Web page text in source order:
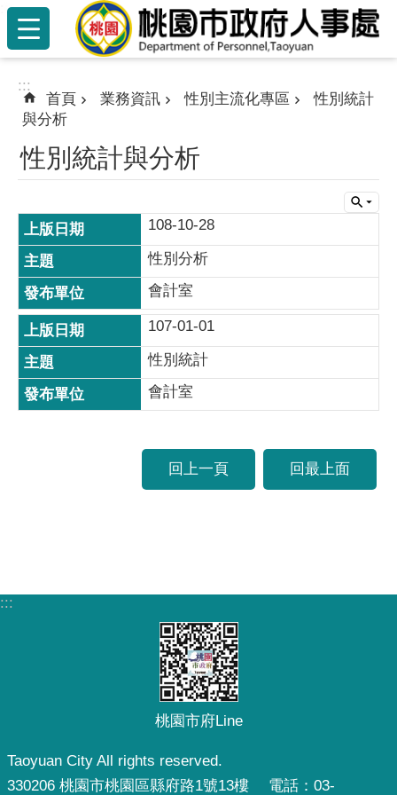
跳到主要內容區塊
:::
:::
首頁 業務資訊 性別主流化專區
性別統計
與分析
性別統計與分析
108-10-28
性別分析
會計室
107-01-01
性別統計
會計室
回上一頁 回最上面
:::
桃園市府Line
Taoyuan City All rights reserved.
330206 桃園市桃園區縣府路1號13樓 電話：03-